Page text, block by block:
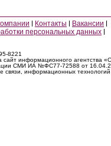
Контакты
Вакансии
персональных данных
8221
сайт информационного агентства
СМИ ИА №ФС77-72588 от
информационных